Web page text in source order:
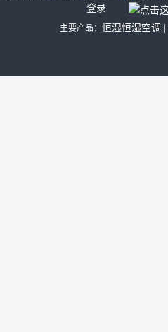
登录
主要产品： 恒湿恒湿空调